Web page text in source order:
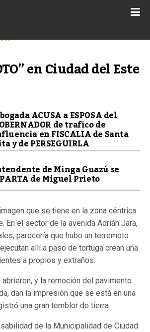
en Ciudad del Este
ACUSA a ESPOSA del
de trafico de
en FISCALIA de Santa
y de PERSEGUIRLA
de Minga Guazú se
de Miguel Prieto
que se tiene en la zona céntrica
En el sector de la avenida Adrián Jara,
parecería que hubo un terremoto.
allí a paso de tortuga crean una
a propios y extraños.
y la remoción del pavimento
dan la impresión que se está en una
una gran temblor de tierra.
de la Municipalidad de Ciudad